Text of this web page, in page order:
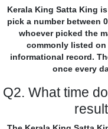
Kerala King Satta King
pick a number between
whoever picked the
commonly listed
informational record.
once every
Q2. What time